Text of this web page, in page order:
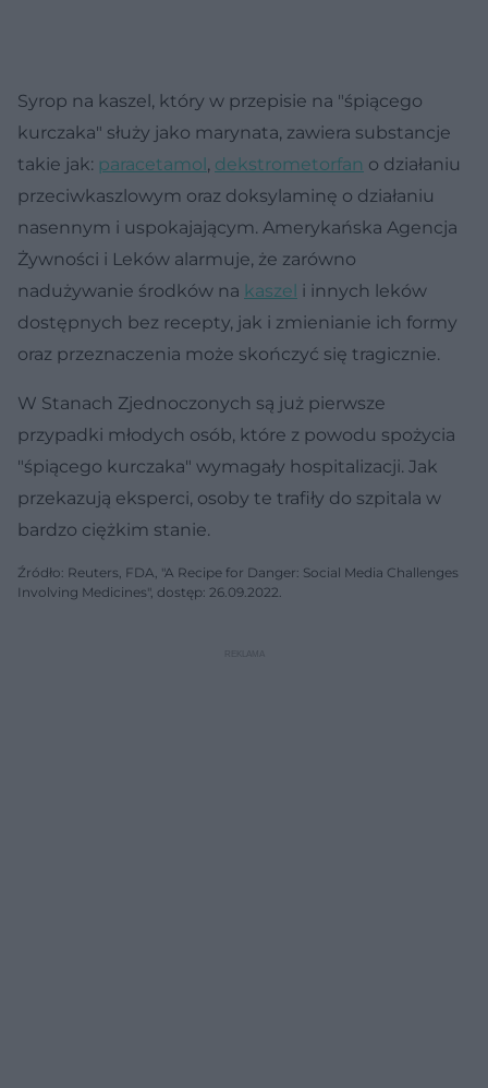
Syrop na kaszel, który w przepisie na "śpiącego
kurczaka" służy jako marynata, zawiera substancje
takie jak: paracetamol, dekstrometorfan o działaniu
przeciwkaszlowym oraz doksylaminę o działaniu
nasennym i uspokajającym. Amerykańska Agencja
Żywności i Leków alarmuje, że zarówno
nadużywanie środków na kaszel i innych leków
dostępnych bez recepty, jak i zmienianie ich formy
oraz przeznaczenia może skończyć się tragicznie.
W Stanach Zjednoczonych są już pierwsze
przypadki młodych osób, które z powodu spożycia
"śpiącego kurczaka" wymagały hospitalizacji. Jak
przekazują eksperci, osoby te trafiły do szpitala w
bardzo ciężkim stanie.
Źródło: Reuters, FDA, "A Recipe for Danger: Social Media Challenges
Involving Medicines", dostęp: 26.09.2022.